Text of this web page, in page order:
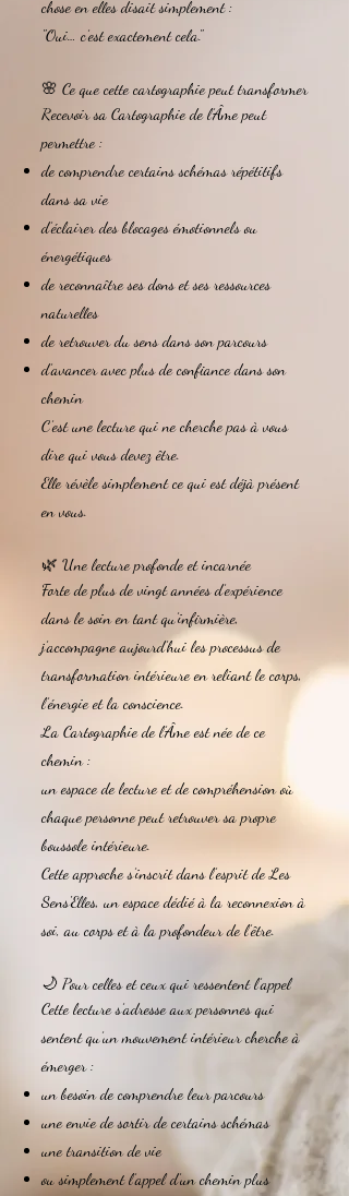
chose en elles disait simplement :
"Oui… c’est exactement cela."
🌸 Ce que cette cartographie peut transformer
Recevoir sa Cartographie de l’Âme peut
permettre :
de comprendre certains schémas répétitifs
dans sa vie
d’éclairer des blocages émotionnels ou
énergétiques
de reconnaître ses dons et ses ressources
naturelles
de retrouver du sens dans son parcours
d’avancer avec plus de confiance dans son
chemin
C’est une lecture qui ne cherche pas à vous
dire qui vous devez être.
Elle révèle simplement ce qui est déjà présent
en vous.
🌿 Une lecture profonde et incarnée
Forte de plus de vingt années d’expérience
dans le soin en tant qu’infirmière,
j’accompagne aujourd’hui les processus de
transformation intérieure en reliant le corps,
l’énergie et la conscience.
La Cartographie de l’Âme est née de ce
chemin :
un espace de lecture et de compréhension où
chaque personne peut retrouver sa propre
boussole intérieure.
Cette approche s’inscrit dans l’esprit de Les
Sens'Elles, un espace dédié à la reconnexion à
soi, au corps et à la profondeur de l’être.
🌙 Pour celles et ceux qui ressentent l’appel
Cette lecture s’adresse aux personnes qui
sentent qu’un mouvement intérieur cherche à
émerger :
un besoin de comprendre leur parcours
une envie de sortir de certains schémas
une transition de vie
ou simplement l’appel d’un chemin plus